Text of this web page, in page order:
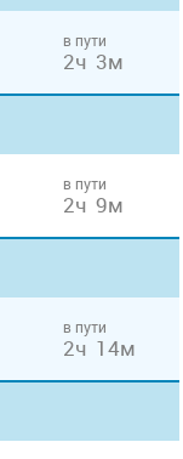
в пути
2ч 3м
в пути
2ч 9м
в пути
2ч 14м